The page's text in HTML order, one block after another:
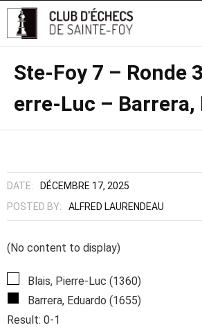
Ste-Foy 7 – Ronde
erre-Luc – Barrera,
DATE:
DÉCEMBRE 17, 2025
POSTED BY:
ALFRED LAURENDEAU
(No content to display)
Blais, Pierre-Luc (1360)
Barrera, Eduardo (1655)
Result: 0-1